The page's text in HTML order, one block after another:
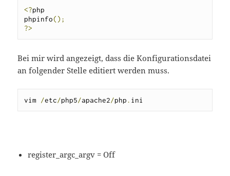
<?php
phpinfo();
?>
Bei mir wird angezeigt, dass die Konfigurationsdatei
an folgender Stelle editiert werden muss.
vim /etc/php5/apache2/php. ini
register_argc_argv = Off